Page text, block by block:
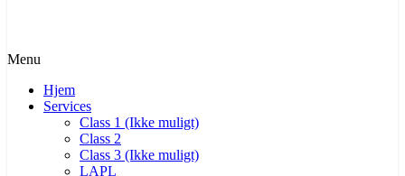
Menu
Hjem
Services
Class 1 (Ikke muligt)
Class 2
Class 3 (Ikke muligt)
LAPL